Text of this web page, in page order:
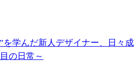
を学んだ新人デザイナー、日々成
の日常～